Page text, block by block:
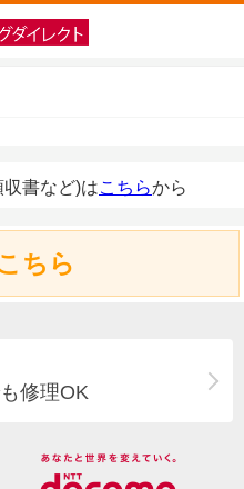
書など)はこちらから
ちら
修理OK